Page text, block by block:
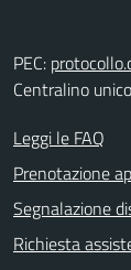
PEC:
Centralino
Leggi le FAQ
Prenotazione
Segnalazione
Richiesta